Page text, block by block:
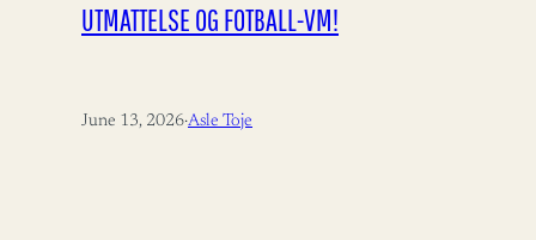
UTMATTELSE OG FOTBALL-VM!
June 13, 2026·Asle Toje